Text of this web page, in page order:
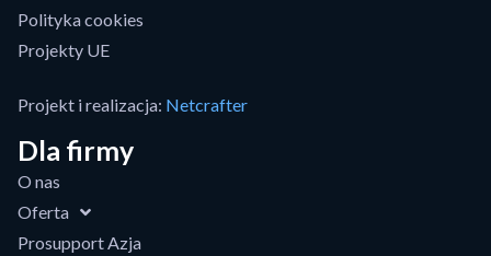
Polityka cookies
Projekty UE
Projekt i realizacja: Netcrafter
Dla firmy
O nas
Oferta
Prosupport Azja